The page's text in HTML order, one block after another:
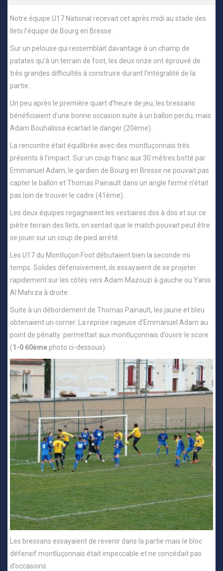
Notre équipe U17 National recevait cet après midi au stade des
Ilets l’équipe de Bourg en Bresse.
Sur un pelouse qui ressemblait davantage à un champ de
patates qu’à un terrain de foot, les deux onze ont éprouvé de
très grandes difficultés à construire durant l’intégralité de la
partie.
Un peu après le première quart d’heure de jeu, les bressans
bénéficiaient d’une bonne occasion suite à un ballon perdu, mais
Adam Bouhalissa écartait le danger (20ème).
La rencontre était équilibrée avec des montluçonnais très
présents à l’impact. Sur un coup franc aux 30 mètres botté par
Emmanuel Adam, le gardien de Bourg en Bresse ne pouvait pas
capter le ballon et Thomas Painault dans un angle fermé n’était
pas loin de trouver le cadre (41ème).
Les deux équipes regagnaient les vestiaires dos à dos et sur ce
piètre terrain des Ilets, on sentait que le match pouvait peut être
se jouer sur un coup de pied arrêté.
Les U17 du Montluçon Foot débutaient bien la seconde mi
temps. Solides défensivement, ils essayaient de se projeter
rapidement sur les côtés vers Adam Mazouzi à gauche ou Yanis
Al Mahrza à droite.
Suite à un débordement de Thomas Painault, les jaune et bleu
obtenaient un corner. La reprise rageuse d’Emmanuel Adam au
point de pénalty permettait aux montluçonnais d’ouvrir le score
(1-0 60èmephoto ci-dessous).
Les bressans essayaient de revenir dans la partie mais le bloc
défensif montluçonnais était impeccable et ne concédait pas
d’occasions.